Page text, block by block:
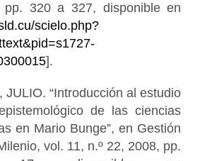
pp. 320 a 327, disponible en
scielo.php?
].
JULIO. “Introducción al estudio
de las ciencias
en Mario Bunge”, en Gestión
vol. 11, n.º 22, 2008, pp.